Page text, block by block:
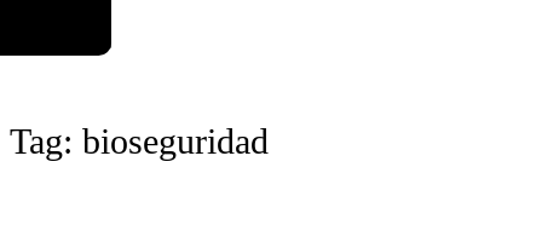
Tag: bioseguridad